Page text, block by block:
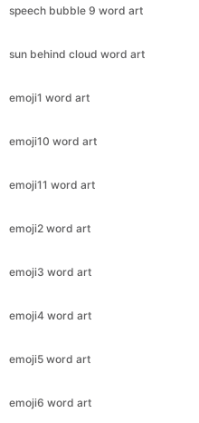
speech bubble 9 word art
sun behind cloud word art
emoji1 word art
emoji10 word art
emoji11 word art
emoji2 word art
emoji3 word art
emoji4 word art
emoji5 word art
emoji6 word art